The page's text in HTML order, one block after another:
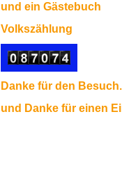
und ein Gästebuch
Volkszählung
Danke für den
und Danke für einen